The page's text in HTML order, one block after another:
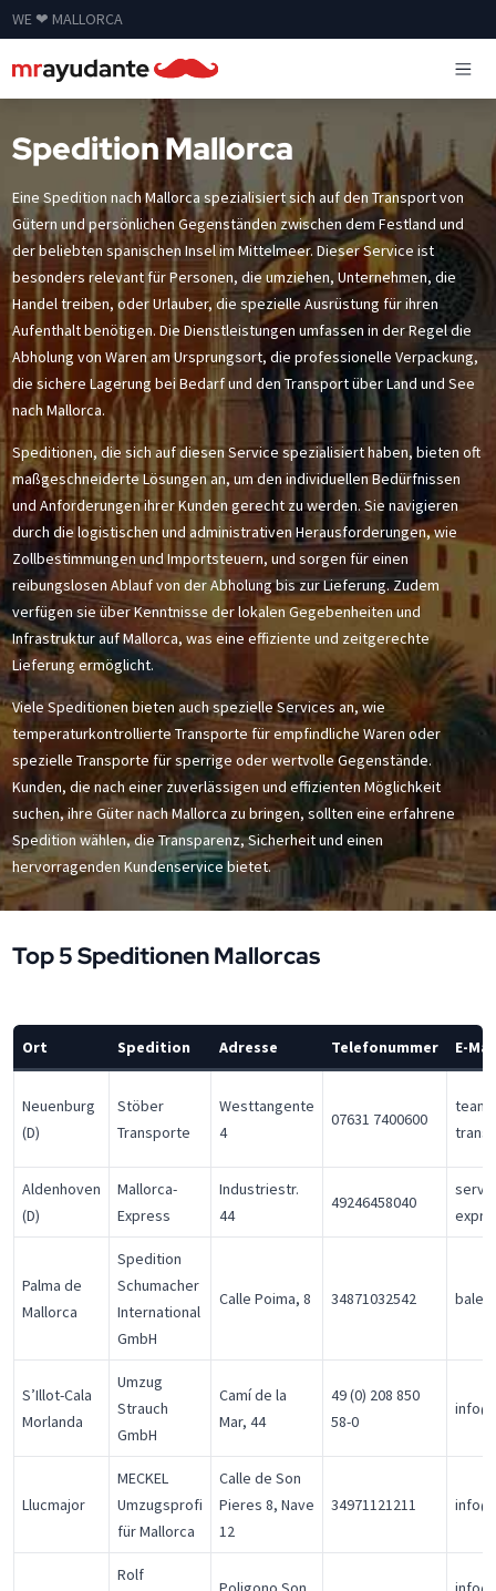
WE ❤ MALLORCA
Spedition Mallorca
Eine Spedition nach Mallorca spezialisiert sich auf den Transport von
Gütern und persönlichen Gegenständen zwischen dem Festland und
der beliebten spanischen Insel im Mittelmeer. Dieser Service ist
besonders relevant für Personen, die umziehen, Unternehmen, die
Handel treiben, oder Urlauber, die spezielle Ausrüstung für ihren
Aufenthalt benötigen. Die Dienstleistungen umfassen in der Regel die
Abholung von Waren am Ursprungsort, die professionelle Verpackung,
die sichere Lagerung bei Bedarf und den Transport über Land und See
nach Mallorca.
Speditionen, die sich auf diesen Service spezialisiert haben, bieten oft
maßgeschneiderte Lösungen an, um den individuellen Bedürfnissen
und Anforderungen ihrer Kunden gerecht zu werden. Sie navigieren
durch die logistischen und administrativen Herausforderungen, wie
Zollbestimmungen und Importsteuern, und sorgen für einen
reibungslosen Ablauf von der Abholung bis zur Lieferung. Zudem
verfügen sie über Kenntnisse der lokalen Gegebenheiten und
Infrastruktur auf Mallorca, was eine effiziente und zeitgerechte
Lieferung ermöglicht.
Viele Speditionen bieten auch spezielle Services an, wie
temperaturkontrollierte Transporte für empfindliche Waren oder
spezielle Transporte für sperrige oder wertvolle Gegenstände.
Kunden, die nach einer zuverlässigen und effizienten Möglichkeit
suchen, ihre Güter nach Mallorca zu bringen, sollten eine erfahrene
Spedition wählen, die Transparenz, Sicherheit und einen
hervorragenden Kundenservice bietet.
Top 5 Speditionen Mallorcas
Ort Spedition Adresse Telefonummer E-
Neuenburg
(D)
Stöber
Transporte
Westtangente
4
07631 7400600
Aldenhoven
(D)
Mallorca-
Express
Industriestr.
44
49246458040
Palma de
Mallorca
Spedition
Schumacher
International
GmbH
Calle Poima, 8 34871032542
S’Illot-Cala
Morlanda
Umzug
Strauch
GmbH
Camí de la
Mar, 44
49 (0) 208 850
58-0
Llucmajor
MECKEL
Umzugsprofi
für Mallorca
Calle de Son
Pieres 8, Nave
12
34971121211
Rolf